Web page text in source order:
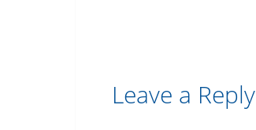
Leave a Reply